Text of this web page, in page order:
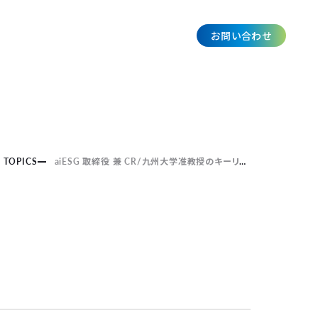
お問い合わせ
TOPICS aiESG 取締役 兼 CR/九州大学准教授のキーリー・アレクサンダー・竜太の研究事例が、国連ハイレベル政治フォーム2025に向けて出版されたポジションペーパー「Five years to course correct – Science and engineering for a world off track」に掲載されました